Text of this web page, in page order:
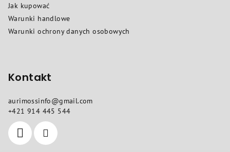
a
Jak kupować
Warunki handlowe
Warunki ochrony danych osobowych
Kontakt
aurimossinfo@gmail.com
+421 914 445 544